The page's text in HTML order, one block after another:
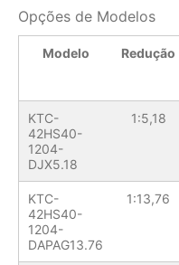
Opções de Modelos
Modelo Redução
KTC-
42HS40-
1204-
DJX5.18
1:5,18
KTC-
42HS40-
1204-
DAPAG13.76
1:13,76